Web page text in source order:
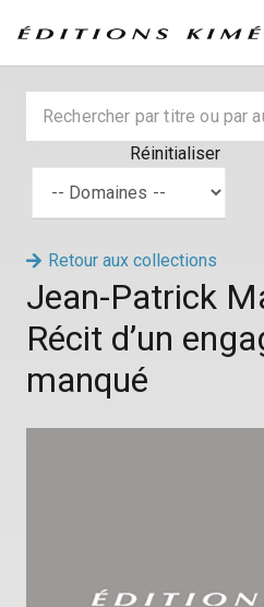
Réinitialiser
Retour aux collections
Jean-Patrick
Récit d’un
manqué